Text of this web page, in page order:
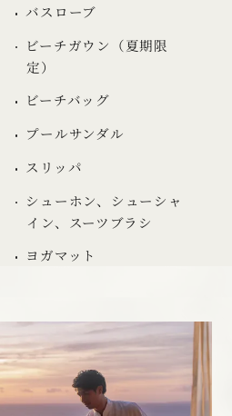
バスローブ
ビーチガウン（夏期限
定）
ビーチバッグ
プールサンダル
スリッパ
シューホン、シューシャ
イン、スーツブラシ
ヨガマット